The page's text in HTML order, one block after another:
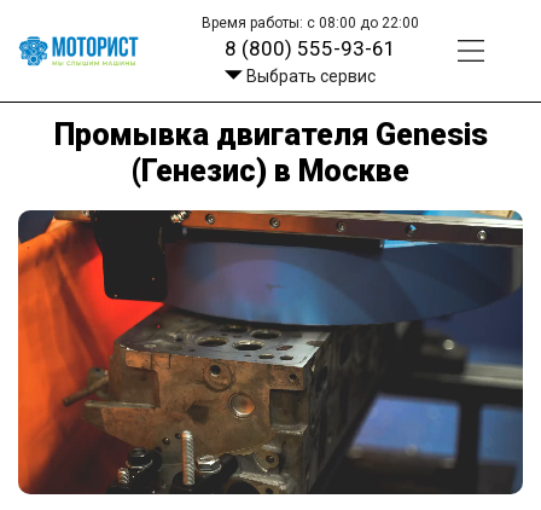
Время работы: с 08:00 до 22:00
8 (800) 555-93-61
Выбрать сервис
Промывка двигателя Genesis
(Генезис) в Москве